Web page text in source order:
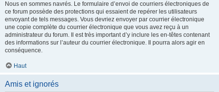
Nous en sommes navrés. Le formulaire d’envoi de courriers électroniques de
ce forum possède des protections qui essaient de repérer les utilisateurs
envoyant de tels messages. Vous devriez envoyer par courrier électronique
une copie complète du courrier électronique que vous avez reçu à un
administrateur du forum. Il est très important d’y inclure les en-têtes contenant
des informations sur l’auteur du courrier électronique. Il pourra alors agir en
conséquence.
Haut
Amis et ignorés